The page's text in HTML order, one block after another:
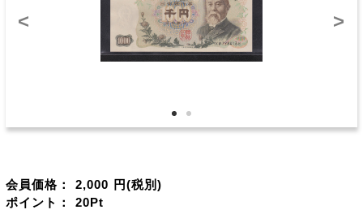
< >
会員価格： 2,000 円(税別)
ポイント： 20Pt